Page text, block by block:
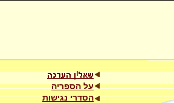
על הספריה
הסדרי נגישות